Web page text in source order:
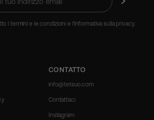
i termini e le condizioni e l'informativa sulla privacy.
CONTATTO
info@tetsuo.com
Contattaci
Instagram